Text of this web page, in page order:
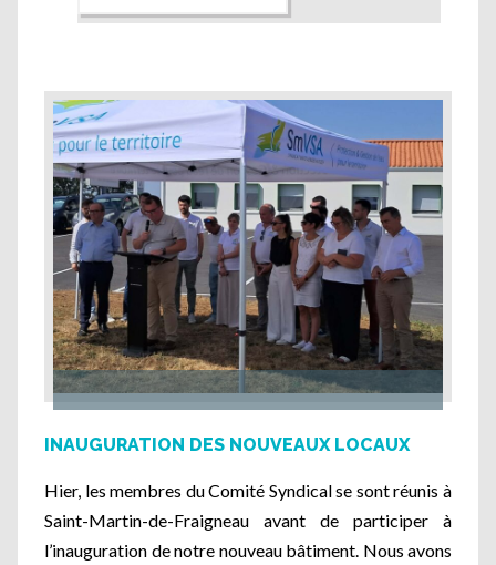
INAUGURATION DES NOUVEAUX LOCAUX
Hier, les membres du Comité Syndical se sont réunis à
Saint-Martin-de-Fraigneau avant de participer à
l’inauguration de notre nouveau bâtiment. Nous avons